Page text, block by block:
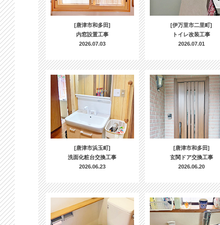
[唐津市和多田]
内窓設置工事
2026.07.03
[伊万里市二里町]
トイレ改装工事
2026.07.01
[唐津市浜玉町]
洗面化粧台交換工事
2026.06.23
[唐津市和多田]
玄関ドア交換工事
2026.06.20